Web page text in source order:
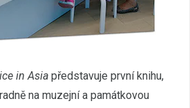
in Asia představuje první knihu,
na muzejní a památkovou